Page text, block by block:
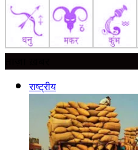
राष्ट्रीय